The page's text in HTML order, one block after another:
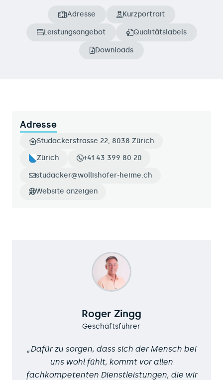
Adresse Kurzportrait
Leistungsangebot Qualitätslabels
Downloads
Adresse
Studackerstrasse 22, 8038 Zürich
Zürich +41 43 399 80 20
studacker@wollishofer-heime.ch
Website anzeigen
Roger Zingg
Geschäftsführer
Dafür zu sorgen, dass sich der Mensch bei
uns wohl fühlt, kommt vor allen
fachkompetenten Dienstleistungen, die wir